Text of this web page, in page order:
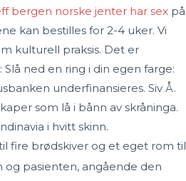
bergen norske jenter har sex på
kan bestilles for 2-4 uker. Vi
kulturell praksis. Det er
ned en ring i din egen farge:
underfinansieres. Siv Å.
som lå i bånn av skråninga.
i hvitt skinn.
fire brødskiver og et eget rom til
pasienten, angående den